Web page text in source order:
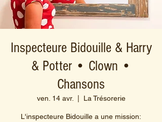
Inspecteure Bidouille & Harry
& Potter • Clown •
Chansons
ven. 14 avr. La Trésorerie
L'inspecteure Bidouille a une mission: